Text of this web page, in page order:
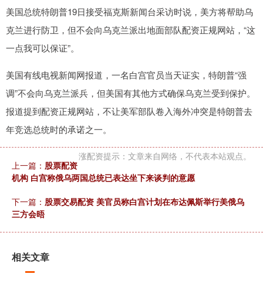
美国总统特朗普19日接受福克斯新闻台采访时说，美方将帮助乌
克兰进行防卫，但不会向乌克兰派出地面部队配资正规网站，“这
一点我可以保证”。
美国有线电视新闻网报道，一名白宫官员当天证实，特朗普“强
调”不会向乌克兰派兵，但美国有其他方式确保乌克兰受到保护。
报道提到配资正规网站，不让美军部队卷入海外冲突是特朗普去
年竞选总统时的承诺之一。
涨配资提示：文章来自网络，不代表本站观点。
上一篇： 股票配资
机构 白宫称俄乌两国总统已表达坐下来谈判的意愿
下一篇： 股票交易配资 美官员称白宫计划在布达佩斯举行美俄乌
三方会晤
相关文章